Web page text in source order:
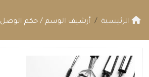
الرئيسية أرشيف الوسم / حكم الوصل